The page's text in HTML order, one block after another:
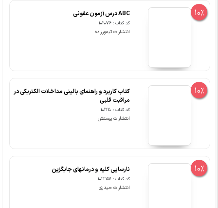
10% ABC درس آزمون عفونی
کد کتاب : 102076
انتشارات تیمورزاده
10%
کتاب کاربرد و راهنمای بالینی مداخلات الکتریکی در
مراقبت قلبی
کد کتاب : 102120
انتشارات پرستش
10% نارسایی کلیه و درمانهای جایگزین
کد کتاب : 102357
انتشارات حیدری